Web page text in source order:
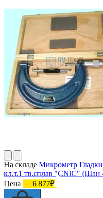
На складе Микрометр
кл.т.1 тв.сплав "CNIC" (Шан
Цена
6 877₽